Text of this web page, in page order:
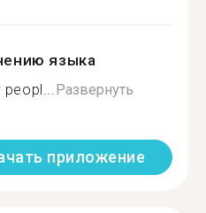
языка
peopl...Развернуть
приложение